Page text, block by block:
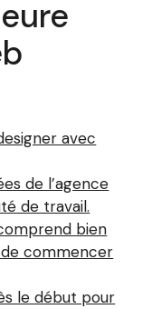
avec
de l’agence
de travail.
bien
commencer
le début pour